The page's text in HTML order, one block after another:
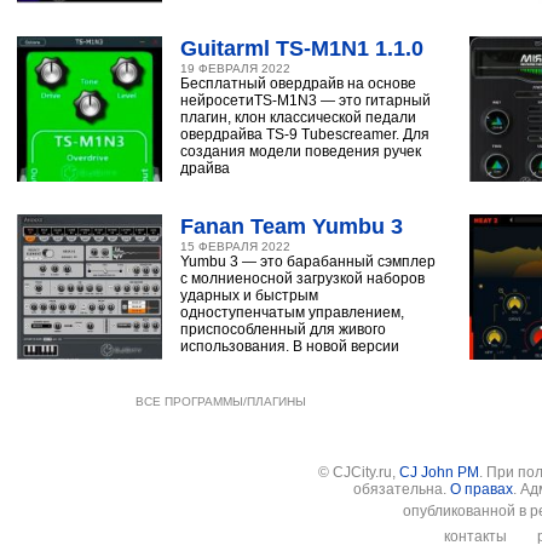
Guitarml TS-M1N1 1.1.0
19 ФЕВРАЛЯ 2022
Бесплатный овердрайв на основе
нейросетиTS-M1N3 — это гитарный
плагин, клон классической педали
овердрайва TS-9 Tubescreamer. Для
создания модели поведения ручек
драйва
Fanan Team Yumbu 3
15 ФЕВРАЛЯ 2022
Yumbu 3 — это барабанный сэмплер
с молниеносной загрузкой наборов
ударных и быстрым
одноступенчатым управлением,
приспособленный для живого
использования. В новой версии
ВСЕ ПРОГРАММЫ/ПЛАГИНЫ
© CJCity.ru, CJ John PM . При
обязательна. О правах.
опубликованной в
контакты